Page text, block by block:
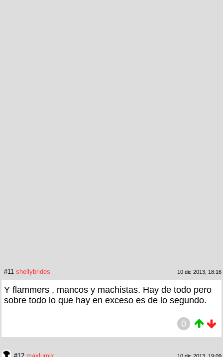
#11 shellybrides 10 dic 2013, 18:16
Y flammers , mancos y machistas. Hay de todo pero
sobre todo lo que hay en exceso es de lo segundo.
0